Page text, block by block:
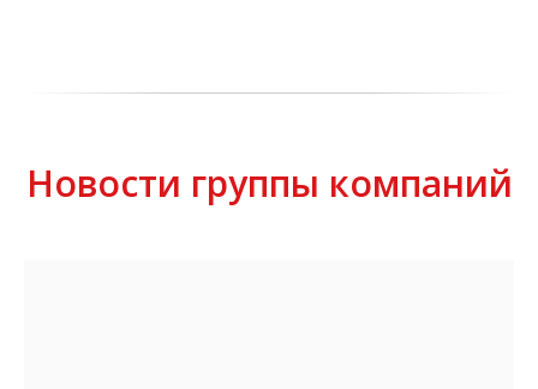
Новости группы компаний